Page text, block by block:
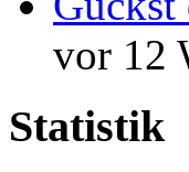
vor 12
Statistik